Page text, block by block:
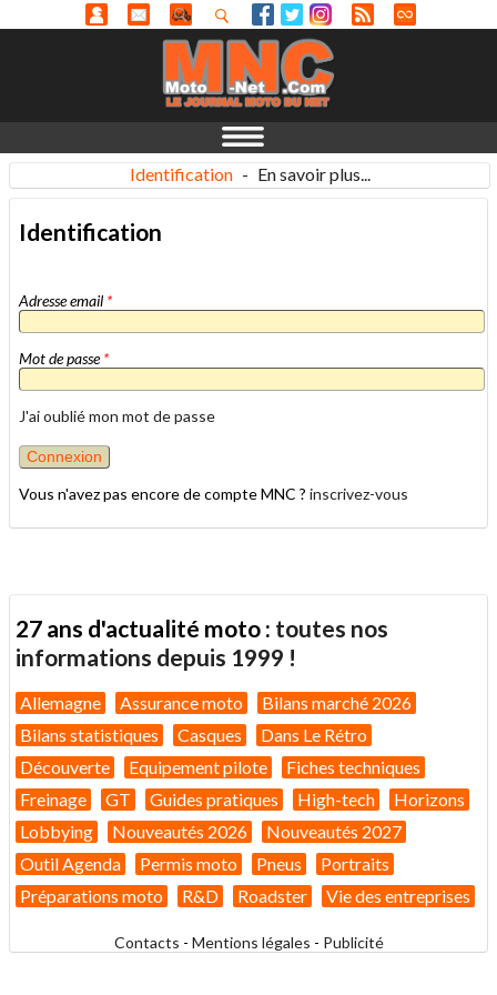
Identification - En savoir plus...
Identification
Adresse email *
Mot de passe*
J'ai oublié mon mot de passe
Vous n'avez pas encore de compte MNC ? inscrivez-vous
27 ans d'actualité moto : toutes nos
informations depuis 1999 !
Allemagne Assurance moto
Bilans marché 2026
Bilans statistiques
Casques
Dans Le Rétro
Découverte
Equipement pilote
Fiches techniques
Freinage
GT Guides pratiques High-tech
Horizons
Lobbying
Nouveautés 2026
Nouveautés 2027
Outil Agenda
Permis moto Pneus
Portraits
Préparations moto
R&D Roadster Vie des entreprises
Contacts - Mentions légales - Publicité